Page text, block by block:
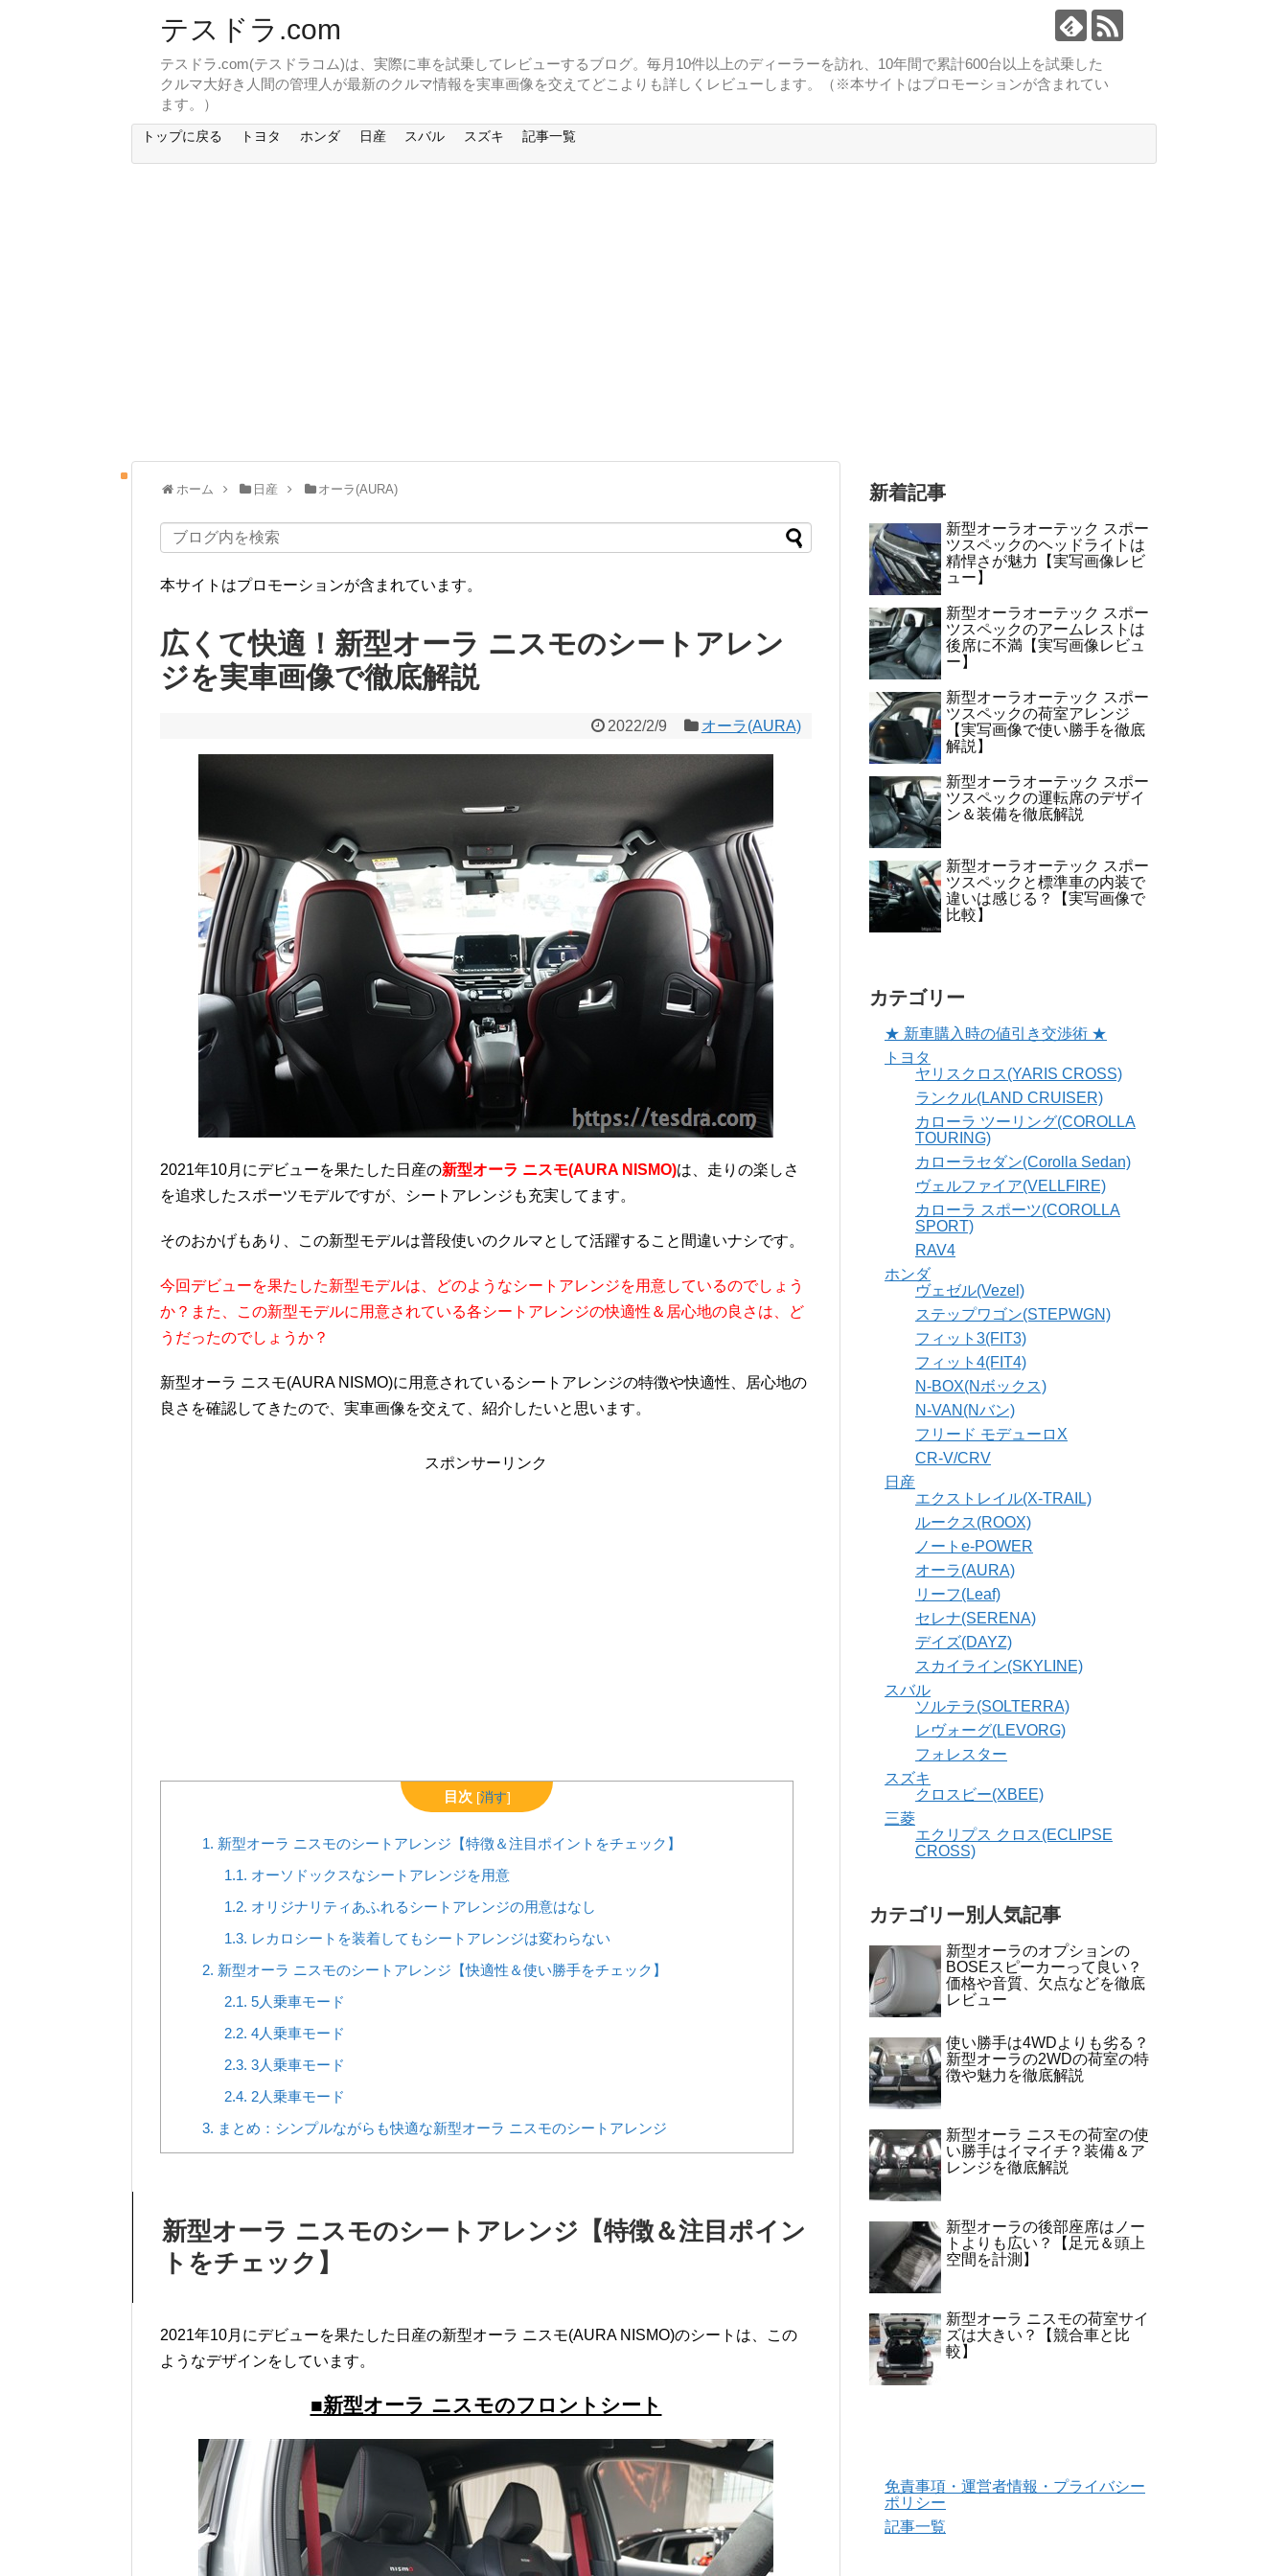
テスドラ.com
テスドラ.com(テスドラコム)は、実際に車を試乗してレビューするブログ。毎月10件以上のディーラーを訪れ、10年間で累計600台以上を試乗した
クルマ大好き人間の管理人が最新のクルマ情報を実車画像を交えてどこよりも詳しくレビューします。（※本サイトはプロモーションが含まれてい
ます。）
トップに戻る トヨタ ホンダ 日産 スバル スズキ 記事一覧
ホーム 日産 オーラ(AURA)
本サイトはプロモーションが含まれています。
広くて快適！新型オーラ ニスモのシートアレン
ジを実車画像で徹底解説
2022/2/9 オーラ(AURA)
2021年10月にデビューを果たした日産の新型オーラ ニスモ(AURA NISMO)は、走りの楽しさ
を追求したスポーツモデルですが、シートアレンジも充実してます。
そのおかげもあり、この新型モデルは普段使いのクルマとして活躍すること間違いナシです。
今回デビューを果たした新型モデルは、どのようなシートアレンジを用意しているのでしょう
か？また、この新型モデルに用意されている各シートアレンジの快適性＆居心地の良さは、ど
うだったのでしょうか？
新型オーラ ニスモ(AURA NISMO)に用意されているシートアレンジの特徴や快適性、居心地の
良さを確認してきたので、実車画像を交えて、紹介したいと思います。
スポンサーリンク
目次 [消す]
1. 新型オーラ ニスモのシートアレンジ【特徴＆注目ポイントをチェック】
1.1. オーソドックスなシートアレンジを用意
1.2. オリジナリティあふれるシートアレンジの用意はなし
1.3. レカロシートを装着してもシートアレンジは変わらない
2. 新型オーラ ニスモのシートアレンジ【快適性＆使い勝手をチェック】
2.1. 5人乗車モード
2.2. 4人乗車モード
2.3. 3人乗車モード
2.4. 2人乗車モード
3. まとめ：シンプルながらも快適な新型オーラ ニスモのシートアレンジ
新型オーラ ニスモのシートアレンジ【特徴＆注目ポイン
トをチェック】
2021年10月にデビューを果たした日産の新型オーラ ニスモ(AURA NISMO)のシートは、この
ようなデザインをしています。
■新型オーラ ニスモのフロントシート
新着記事
新型オーラオーテック スポー
ツスペックのヘッドライトは
精悍さが魅力【実写画像レビ
ュー】
新型オーラオーテック スポー
ツスペックのアームレストは
後席に不満【実写画像レビュ
ー】
新型オーラオーテック スポー
ツスペックの荷室アレンジ
【実写画像で使い勝手を徹底
解説】
新型オーラオーテック スポー
ツスペックの運転席のデザイ
ン＆装備を徹底解説
新型オーラオーテック スポー
ツスペックと標準車の内装で
違いは感じる？【実写画像で
比較】
カテゴリー
★ 新車購入時の値引き交渉術 ★
トヨタ
ヤリスクロス(YARIS CROSS)
ランクル(LAND CRUISER)
カローラ ツーリング(COROLLA
TOURING)
カローラセダン(Corolla Sedan)
ヴェルファイア(VELLFIRE)
カローラ スポーツ(COROLLA
SPORT)
RAV4
ホンダ
ヴェゼル(Vezel)
ステップワゴン(STEPWGN)
フィット3(FIT3)
フィット4(FIT4)
N-BOX(Nボックス)
N-VAN(Nバン)
フリード モデューロX
CR-V/CRV
日産
エクストレイル(X-TRAIL)
ルークス(ROOX)
ノートe-POWER
オーラ(AURA)
リーフ(Leaf)
セレナ(SERENA)
デイズ(DAYZ)
スカイライン(SKYLINE)
スバル
ソルテラ(SOLTERRA)
レヴォーグ(LEVORG)
フォレスター
スズキ
クロスビー(XBEE)
三菱
エクリプス クロス(ECLIPSE
CROSS)
カテゴリー別人気記事
新型オーラのオプションの
BOSEスピーカーって良い？
価格や音質、欠点などを徹底
レビュー
使い勝手は4WDよりも劣る？
新型オーラの2WDの荷室の特
徴や魅力を徹底解説
新型オーラ ニスモの荷室の使
い勝手はイマイチ？装備＆ア
レンジを徹底解説
新型オーラの後部座席はノー
トよりも広い？【足元＆頭上
空間を計測】
新型オーラ ニスモの荷室サイ
ズは大きい？【競合車と比
較】
免責事項・運営者情報・プライバシー
ポリシー
記事一覧